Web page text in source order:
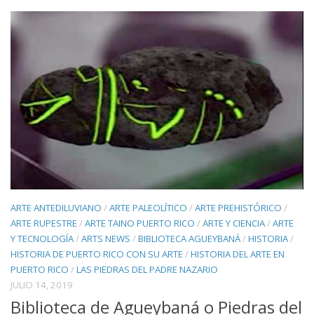
ARTE ANTEDILUVIANO /ARTE PALEOLÍTICO /ARTE PREHISTÓRICO /
ARTE RUPESTRE /ARTE TAINO PUERTO RICO /ARTE Y CIENCIA/ARTE
Y TECNOLOGÍA/ARTS NEWS /BIBLIOTECA AGUEYBANÁ/HISTORIA/
HISTORIA DE PUERTO RICO CON SU ARTE /HISTORIA DEL ARTE EN
PUERTO RICO /LAS PIEDRAS DEL PADRE NAZARIO
JULIO 14, 2019
Biblioteca de Agueybaná o Piedras del